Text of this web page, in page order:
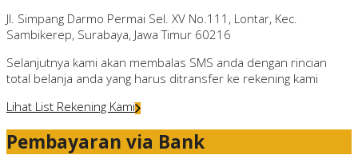
Jl. Simpang Darmo Permai Sel. XV No.111, Lontar, Kec.
Sambikerep, Surabaya, Jawa Timur 60216
Selanjutnya kami akan membalas SMS anda dengan rincian
total belanja anda yang harus ditransfer ke rekening kami
Lihat List Rekening Kami
Pembayaran via Bank